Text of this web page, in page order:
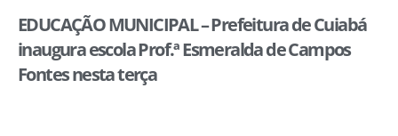
EDUCAÇÃO MUNICIPAL – Prefeitura de Cuiabá
inaugura escola Prof.ª Esmeralda de Campos
Fontes nesta terça